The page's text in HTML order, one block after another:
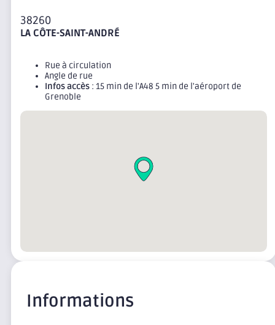
38260
LA CÔTE-SAINT-ANDRÉ
Rue à circulation
Angle de rue
Infos accès : 15 min de l'A48 5 min de l'aéroport de
Grenoble
Informations